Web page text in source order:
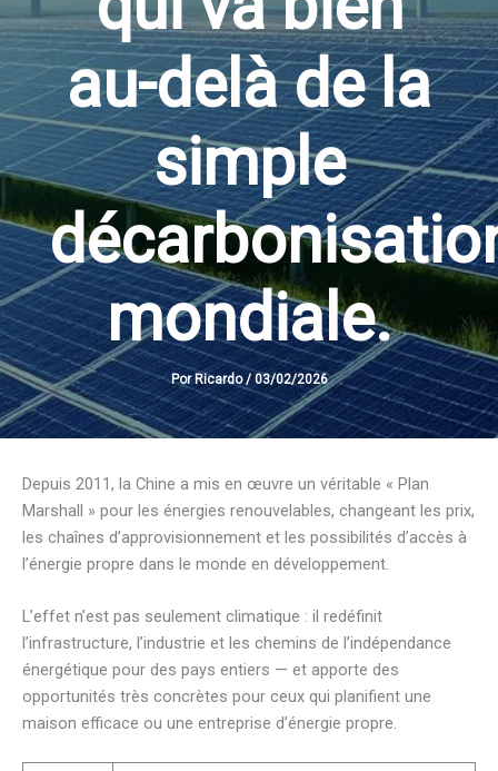
au-delà de la
simple
mondiale.
Por Ricardo/ 03/02/2026
Depuis 2011, la Chine a mis en œuvre un véritable « Plan
Marshall » pour les énergies renouvelables, changeant les prix,
les chaînes d’approvisionnement et les possibilités d’accès à
l’énergie propre dans le monde en développement.
L’effet n’est pas seulement climatique : il redéfinit
l’infrastructure, l’industrie et les chemins de l’indépendance
énergétique pour des pays entiers — et apporte des
opportunités très concrètes pour ceux qui planifient une
maison efficace ou une entreprise d’énergie propre.